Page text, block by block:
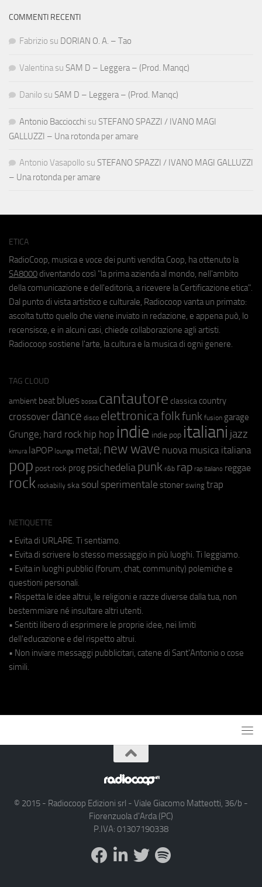
COMMENTI RECENTI
Fabrizio su DORIAN O. A. – Tao
Valentina su SAM D – Leggera – (Prod. Manqc)
Danilo su SAM D – Leggera – (Prod. Manqc)
Antonio Bacciocchi su STEFANO SPAZZI / IVANO MAGI
GALLUZZI – Una rotonda per amare
Antonio Vasapollo su STEFANO SPAZZI / IVANO MAGI GALLUZZI
– Una rotonda per amare
ETICA
RadioCoop, musica e voce dei punti vendita Coop, ha ottenuto la
SA8000 diventando così "la prima azienda al mondo, nell'ambito
della comunicazione e dell'editoria, a ricevere la Certificazione etica".
Dal punto di vista artistico e culturale, Radiocoop vanta un primato:
ascolta tutto quello che viene inviato in redazione, e appena può, lo
recensisce, e in alcuni casi, chiede collaborazione agli artisti.
Radiocoop sostiene l'arte, la cultura e la musica di ogni genere.
TAG CLOUD
ambient beat blues bossa cantautore classica country
crossover dance disco elettronicafolkfunk fusion garage
Grunge; hard rock hip hop indie indie pop italiani jazz
kimura laPOP lounge metal; new wave nuova musica italiana
pop post rock prog psichedeliapunk r&b rap rap italiano reggae
rock rockabilly ska soul sperimentale stoner swing trap
NETIQUETTE
• Evita di URLARE. Ti sentiamo.
• Evita di scrivere lo stesso messaggio in più luoghi. Ti leggiamo.
• Evita in luoghi pubblici (forum, chat, community) polemiche e
questioni personali.
• Rispetta le idee altrui, le religioni e razze diverse dalla tua, non
bestemmiare né insultare altri utenti.
• Sentiti libero di esprimere le proprie idee, nei limiti
dell'educazione e del rispetto altrui.
• Non inviare messaggi pubblicitari, catene di Sant'Antonio o cose
simili.
© 2015 - Radiocoop Edizioni srl - Viale Giacomo Matteotti, 36/b -
Fiorenzuola d'Arda (PC)
P.IVA: 01307190338